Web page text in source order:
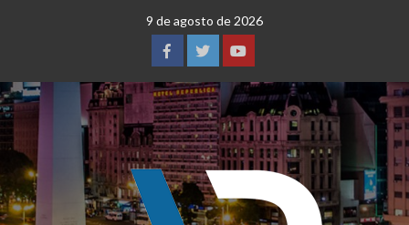
9 de agosto de 2026
Facebook
TwitterYouTube